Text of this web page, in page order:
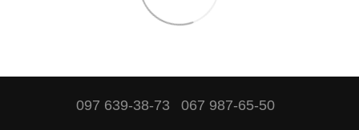
097 639-38-73 067 987-65-50